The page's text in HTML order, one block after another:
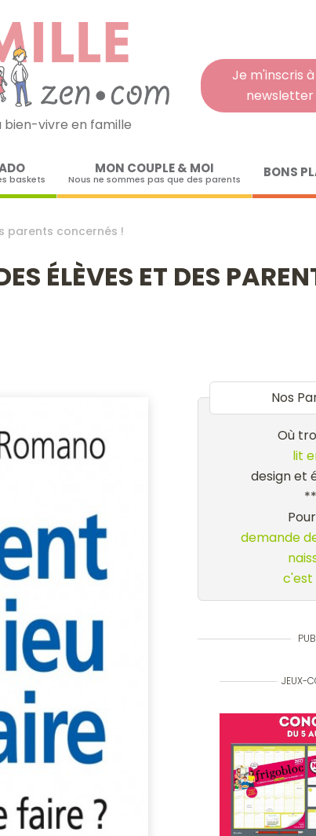
Je m'inscris
newsletter
bien-vivre en famille
baskets
MON COUPLE & MOI
Nous ne sommes pas que des parents BONS
parents concernés !
ÉLÈVES ET DES
Nos
Où
lit
design et
demande
c'est
JEUX-